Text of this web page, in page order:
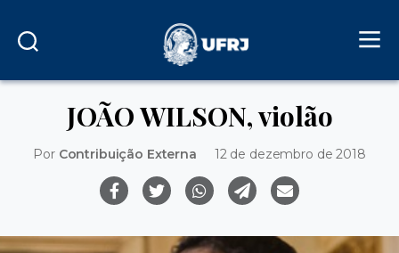
JOÃO WILSON, violão
Por Contribuição Externa 12 de dezembro de 2018